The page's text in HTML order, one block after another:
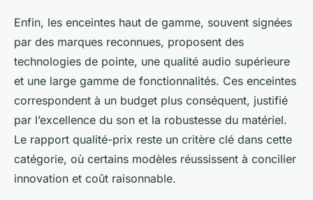
Enfin, les enceintes haut de gamme, souvent signées
par des marques reconnues, proposent des
technologies de pointe, une qualité audio supérieure
et une large gamme de fonctionnalités. Ces enceintes
correspondent à un budget plus conséquent, justifié
par l’excellence du son et la robustesse du matériel.
Le rapport qualité-prix reste un critère clé dans cette
catégorie, où certains modèles réussissent à concilier
innovation et coût raisonnable.